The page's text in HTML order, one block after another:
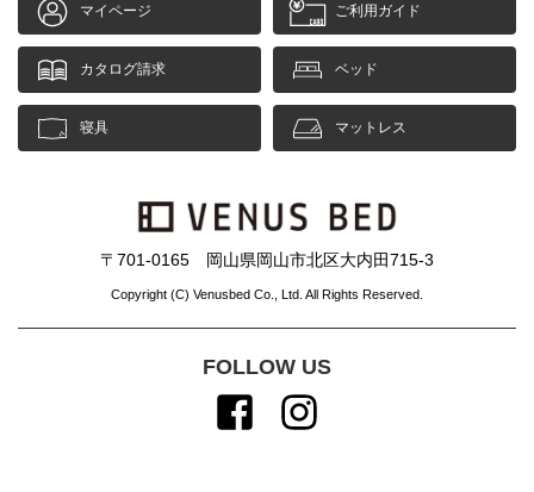
マイページ ご利用ガイド
カタログ請求 ベッド
寝具 マットレス
〒701-0165 岡山県岡山市北区大内田715-3
Copyright (C) Venusbed Co., Ltd. All Rights Reserved.
FOLLOW US